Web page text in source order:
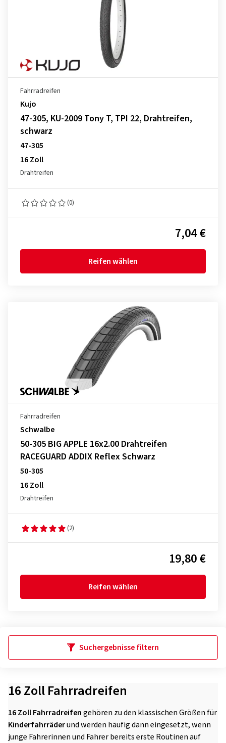
Fahrradreifen
Kujo
47-305, KU-2009 Tony T, TPI 22, Drahtreifen,
schwarz
47-305
16 Zoll
Drahtreifen
(0)
7,04 €
Reifen wählen
Fahrradreifen
Schwalbe
50-305 BIG APPLE 16x2.00 Drahtreifen
RACEGUARD ADDIX Reflex Schwarz
50-305
16 Zoll
Drahtreifen
(2)
19,80 €
Reifen wählen
Suchergebnisse filtern
16 Zoll Fahrradreifen
16 Zoll Fahrradreifengehören zu den klassischen Größen für
Kinderfahrräderund werden häufig dann eingesetzt, wenn
junge Fahrerinnen und Fahrer bereits erste Routinen auf